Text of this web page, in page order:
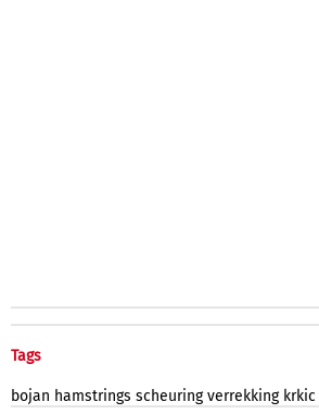
Tags
bojan hamstrings scheuring verrekking krkic